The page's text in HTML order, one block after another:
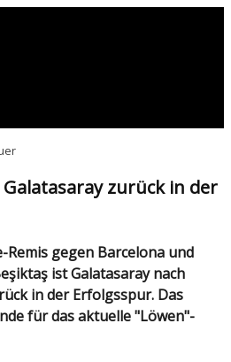
zurück in der
ist Galatasaray nach
in der Erfolgsspur. Das
für das aktuelle "Löwen"-